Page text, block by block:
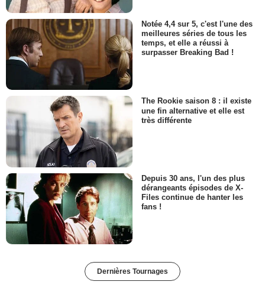
Notée 4,4 sur 5, c'est l'une des
meilleures séries de tous les
temps, et elle a réussi à
surpasser Breaking Bad !
The Rookie saison 8 : il existe
une fin alternative et elle est
très différente
Depuis 30 ans, l'un des plus
dérangeants épisodes de X-
Files continue de hanter les
fans !
Dernières Tournages